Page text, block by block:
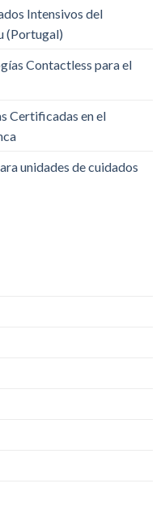
Intensivos del
(Portugal)
Contactless para el
Certificadas en el
unidades de cuidados